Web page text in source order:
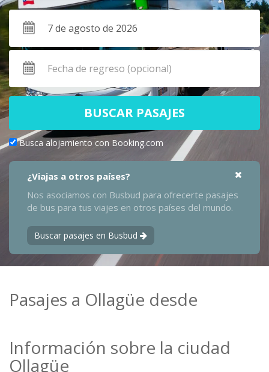
BUSCAR PASAJES
Busca alojamiento con Booking.com
¿Viajas a otros países?
Nos asociamos con Busbud para ofrecerte pasajes
de bus para tus viajes en otros países del mundo.
Buscar pasajes en Busbud
Pasajes a Ollagüe desde
Información sobre la ciudad
Ollagüe